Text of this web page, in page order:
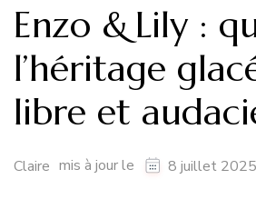
Enzo & Lily :
l’héritage
libre et
Claire mis à jour le 8 juillet 2025